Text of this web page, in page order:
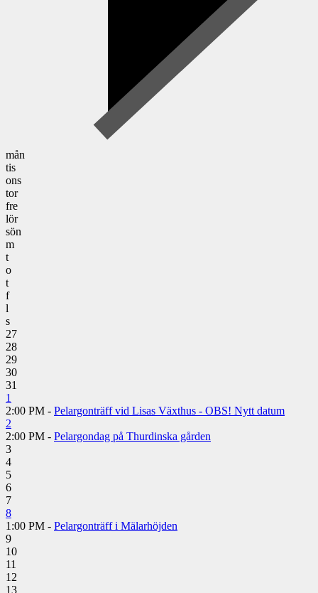
mån
tis
ons
tor
fre
lör
sön
m
t
o
t
f
l
s
27
28
29
30
31
1
2:00 PM - Pelargonträff vid Lisas Växthus - OBS! Nytt datum
2
2:00 PM - Pelargondag på Thurdinska gården
3
4
5
6
7
8
1:00 PM - Pelargonträff i Mälarhöjden
9
10
11
12
13